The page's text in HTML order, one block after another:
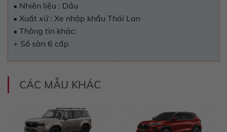
• Nhiên liệu : Dầu
• Xuất xứ : Xe nhập khẩu Thái Lan
• Thông tin khác:
+ Số sàn 6 cấp
CÁC MẪU KHÁC